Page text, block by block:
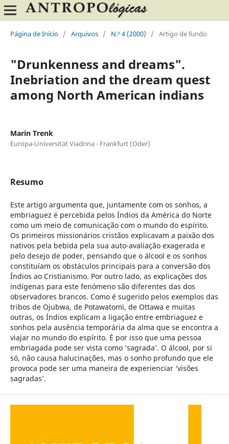
Página de Início / Arquivos / N.º 4 (2000) / Artigo de fundo
"Drunkenness and dreams".
Inebriation and the dream quest
among North American indians
Marin Trenk
Europa-Universität Viadrina - Frankfurt (Oder)
Resumo
Este artigo argumenta que, juntamente com os sonhos, a
embriaguez é percebida pelos Índios da América do Norte
como um meio de comunicação com o mundo do espírito.
Os primeiros missionários cristãos explicavam a paixão dos
nativos pela bebida pela sua auto-avaliação exagerada e
pelo desejo de poder, pensando que o álcool e os sonhos
constituíam os obstáculos principais para a conversão dos
Índios ao Cristianismo. Por outro lado, as explicações dos
indígenas para este fenómeno são diferentes das dos
observadores brancos. Como é sugerido pelos exemplos das
tribos de Ojubwa, de Potawatomi, de Ottawa e muitas
outras, os Índios explicam a ligação entre embriaguez e
sonhos pela ausência temporária da alma que se encontra a
viajar no mundo do espírito. É por isso que uma pessoa
embriagada pode ser vista como ‘sagrada’. O álcool, por si
só, não causa halucinações, mas o sonho profundo que ele
provoca pode ser uma maneira de experienciar ‘visões
sagradas’.